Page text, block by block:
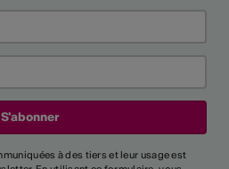
à des tiers et leur usage est